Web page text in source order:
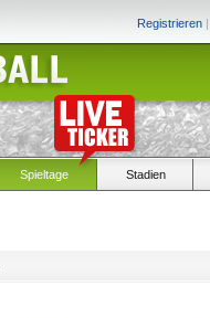
Registrieren |
Spieltage Stadien